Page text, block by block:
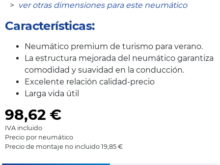
> ver otras dimensiones para este neumático
Características:
Neumático premium de turismo para verano.
La estructura mejorada del neumático garantiza
comodidad y suavidad en la conducción.
Excelente relación calidad-precio
Larga vida útil
98,62 €
IVA incluido
Precio por neumático
Precio de montaje no incluido 19,85 €